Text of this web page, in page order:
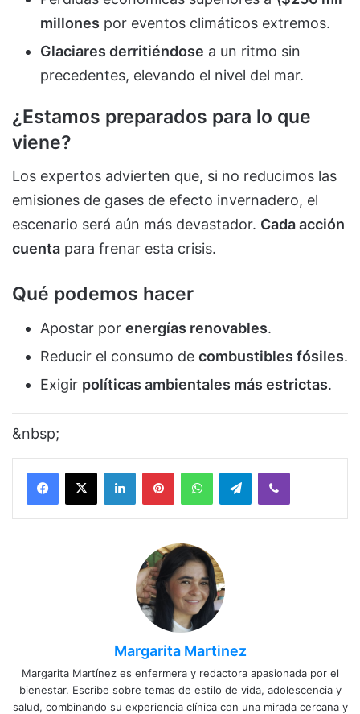
millones por eventos climáticos extremos.
Glaciares derritiéndose a un ritmo sin
precedentes, elevando el nivel del mar.
¿Estamos preparados para lo que
viene?
Los expertos advierten que, si no reducimos las
emisiones de gases de efecto invernadero, el
escenario será aún más devastador. Cada acción
cuenta para frenar esta crisis.
Qué podemos hacer
Apostar por energías renovables.
Reducir el consumo de combustibles fósiles.
Exigir políticas ambientales más estrictas.
&nbsp;
Facebook
X LinkedInPinterestWhatsAppTelegramViber
Margarita Martinez
Margarita Martínez es enfermera y redactora apasionada por el
bienestar. Escribe sobre temas de estilo de vida, adolescencia y
salud, combinando su experiencia clínica con una mirada cercana y